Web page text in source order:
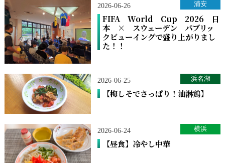
2026-06-26
FIFA World Cup 2026 日
本 × スウェーデン パブリッ
クビューイングで盛り上がりまし
た！！
浦安
2026-06-25
【梅しそでさっぱり！油淋鶏】
浜名湖
2026-06-24
【昼食】冷やし中華
横浜